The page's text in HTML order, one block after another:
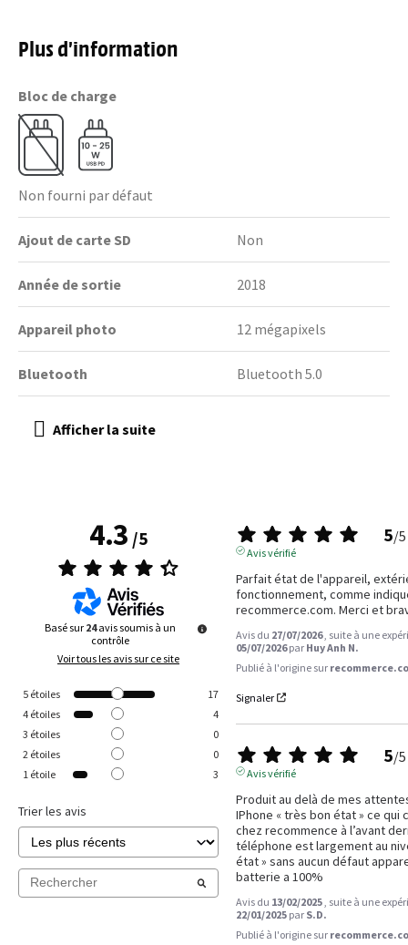
Plus d’information
Bloc de charge
Non fourni par défaut
Ajout de carte SD Non
Année de sortie 2018
Appareil photo 12 mégapixels
Bluetooth Bluetooth 5.0
4.3/5
Basé sur 24 avis soumis à un
contrôle
Voir tous les avis sur ce site
5 étoiles
17
4 étoiles
4
3 étoiles
0
2 étoiles
0
1 étoile 3
Trier les avis
5/5
Avis vérifié
Parfait état de l'appareil,
fonctionnement, comme
recommerce.com. Merci et
Avis du 27/07/2026 , suite à une
05/07/2026 par Huy Anh N.
Publié à l'origine sur
Signaler
5/5
Avis vérifié
Produit au delà de mes
IPhone « très bon état » ce
chez recommence à l’avant
téléphone est largement au
état » sans aucun défaut
batterie a 100%
Avis du 13/02/2025 , suite à une
22/01/2025 par S.D.
Publié à l'origine sur